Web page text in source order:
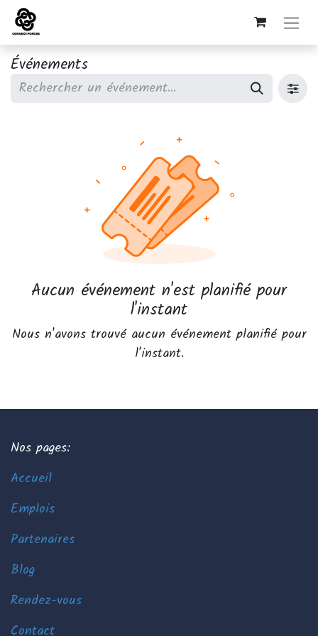
Événements
Aucun événement n'est planifié pour
l'instant
Nous n'avons trouvé aucun événement planifié pour
l'instant.
Nos pages:
Accueil
Emplois
Partenaires
Blog
Rendez-vous
Contact